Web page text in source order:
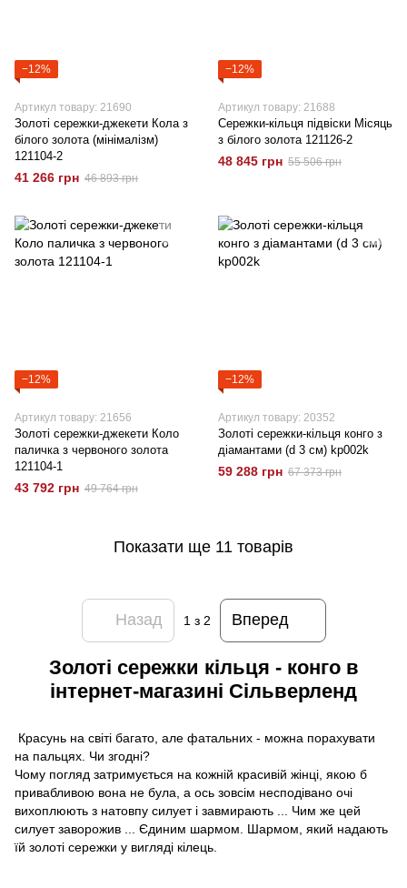
−12%
Артикул товару: 21690
Золоті сережки-джекети Кола з
білого золота (мінімалізм)
121104-2
41 266 грн 46 893 грн
−12%
Артикул товару: 21688
Сережки-кільця підвіски Місяць
з білого золота 121126-2
48 845 грн 55 506 грн
−12%
Артикул товару: 21656
Золоті сережки-джекети Коло
паличка з червоного золота
121104-1
43 792 грн 49 764 грн
−12%
Артикул товару: 20352
Золоті сережки-кільця конго з
діамантами (d 3 см) kp002k
59 288 грн 67 373 грн
Показати ще 11 товарів
Назад 1 з 2 Вперед
Золоті сережки кільця - конго в
інтернет-магазині Сільверленд
Красунь на світі багато, але фатальних - можна порахувати
на пальцях. Чи згодні?
Чому погляд затримується на кожній красивій жінці, якою б
привабливою вона не була, а ось зовсім несподівано очі
вихоплюють з натовпу силует і завмирають ... Чим же цей
силует заворожив ... Єдиним шармом. Шармом, який надають
їй золоті сережки у вигляді кілець.